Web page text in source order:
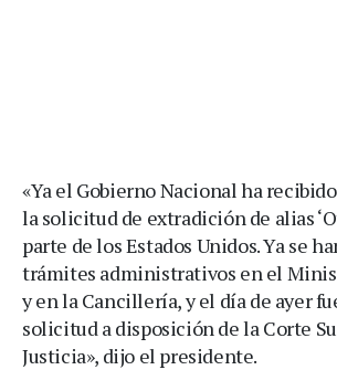
«Ya el Gobierno Nacional ha
la solicitud de extradición de alias
parte de los Estados Unidos. Ya se
trámites administrativos en el
y en la Cancillería, y el día de ayer
solicitud a disposición de la Corte
Justicia», dijo el presidente.